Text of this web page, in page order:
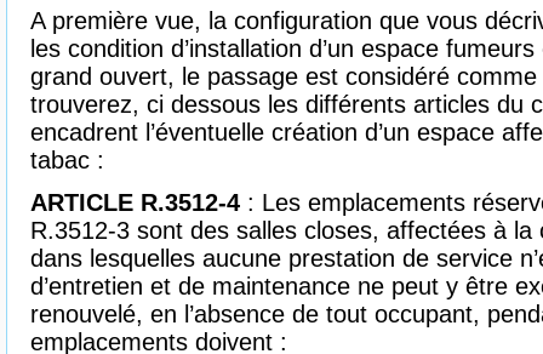
A première vue, la configuration que vous
les condition d’installation d’un espace
grand ouvert, le passage est considéré
trouverez, ci dessous les différents articles du
encadrent l’éventuelle création d’un espace
tabac :
ARTICLE R.3512-4 : Les emplacements
R.3512-3 sont des salles closes, affectées à
dans lesquelles aucune prestation de service
d’entretien et de maintenance ne peut y être
renouvelé, en l’absence de tout occupant,
emplacements doivent :